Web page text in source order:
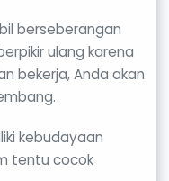
berseberangan
ulang karena
bekerja, Anda akan
kebudayaan
tentu cocok